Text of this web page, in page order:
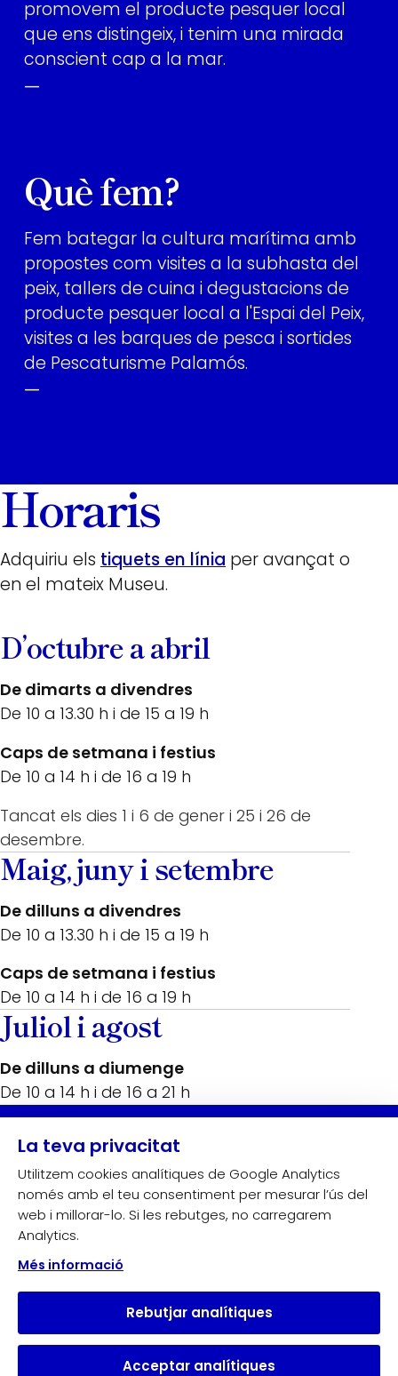
promovem el producte pesquer local
que ens distingeix, i tenim una mirada
conscient cap a la mar.
—
Què fem?
Fem bategar la cultura marítima amb
propostes com visites a la subhasta del
peix, tallers de cuina i degustacions de
producte pesquer local a l'Espai del Peix,
visites a les barques de pesca i sortides
de Pescaturisme Palamós.
—
Horaris
Adquiriu els tiquets en línia per avançat o
en el mateix Museu.
D’octubre a abril
De dimarts a divendres
De 10 a 13.30 h i de 15 a 19 h
Caps de setmana i festius
De 10 a 14 h i de 16 a 19 h
Tancat els dies 1 i 6 de gener i 25 i 26 de
desembre.
Maig, juny i setembre
De dilluns a divendres
De 10 a 13.30 h i de 15 a 19 h
Caps de setmana i festius
De 10 a 14 h i de 16 a 19 h
Juliol i agost
De dilluns a diumenge
De 10 a 14 h i de 16 a 21 h
La teva privacitat
Utilitzem cookies analítiques de Google Analytics
només amb el teu consentiment per mesurar l’ús del
web i millorar-lo. Si les rebutges, no carregarem
Analytics.
Més informació
Rebutjar analítiques
Acceptar analítiques